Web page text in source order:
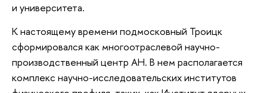
и университета.
К настоящему времени подмосковный Троицк
сформировался как многоотраслевой научно-
производственный центр АН. В нем располагается
комплекс научно-исследовательских институтов